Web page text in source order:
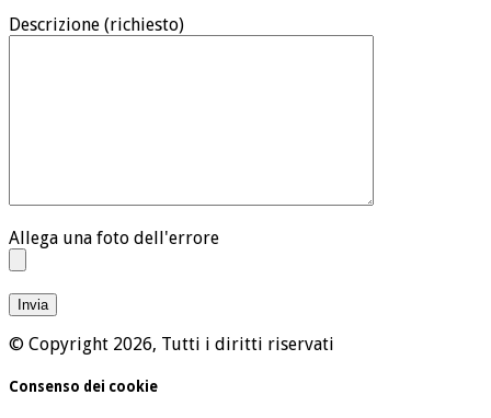
Descrizione (richiesto)
Allega una foto dell'errore
© Copyright 2026, Tutti i diritti riservati
Consenso dei cookie